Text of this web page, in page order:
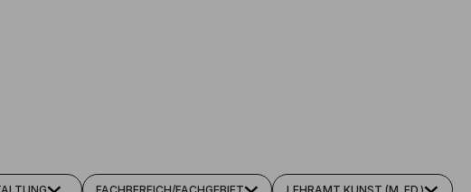
FACHBEREICH/FACHGEBIET LEHRAMT KUNST (M. ED.)